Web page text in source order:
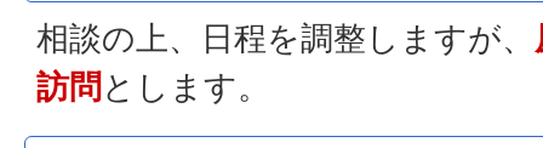
相談の上、日程を調整しますが、
訪問 とします。